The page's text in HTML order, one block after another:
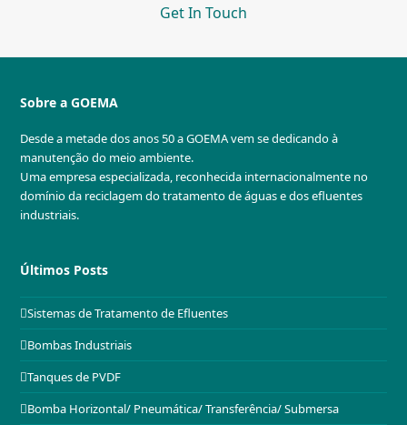
Get In Touch
Sobre a GOEMA
Desde a metade dos anos 50 a GOEMA vem se dedicando à
manutenção do meio ambiente.
Uma empresa especializada, reconhecida internacionalmente no
domínio da reciclagem do tratamento de águas e dos efluentes
industriais.
Últimos Posts
Sistemas de Tratamento de Efluentes
Bombas Industriais
Tanques de PVDF
Bomba Horizontal/ Pneumática/ Transferência/ Submersa